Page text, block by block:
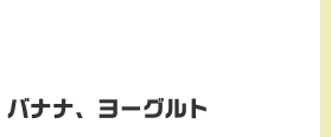
バナナ、ヨーグルト